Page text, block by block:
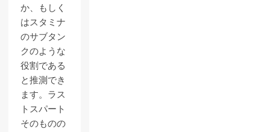
か、もしく
はスタミナ
のサブタン
クのような
役割である
と推測でき
ます。ラス
トスパート
そのものの